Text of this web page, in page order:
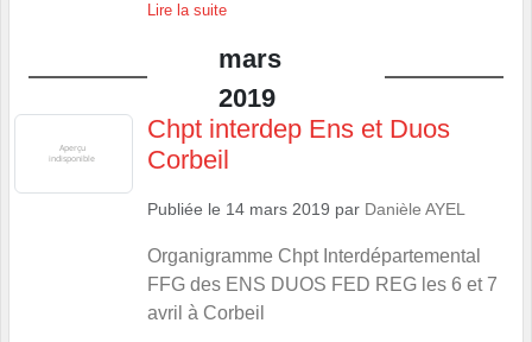
Lire la suite
mars
2019
Chpt interdep Ens et Duos
Corbeil
Publiée le 14 mars 2019 par Danièle AYEL
Organigramme Chpt Interdépartemental
FFG des ENS DUOS FED REG les 6 et 7
avril à Corbeil